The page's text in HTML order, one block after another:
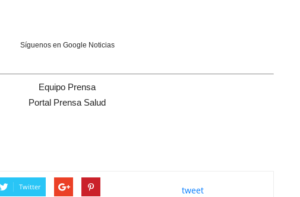
Síguenos en Google Noticias
Equipo Prensa
Portal Prensa Salud
Twitter tweet